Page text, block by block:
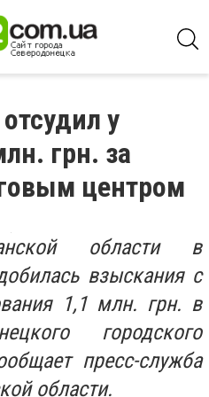
у
грн. за
центром
области в
взыскания с
1,1 млн. грн. в
городского
пресс-служба
области.